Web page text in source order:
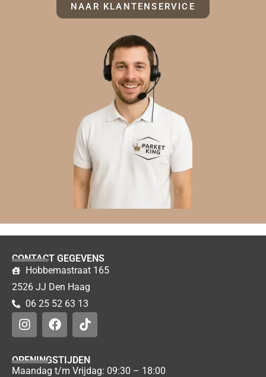
NAAR KLANTENSERVICE
CONTACT GEGEVENS
Hobbemastraat 165
2526 JJ Den Haag
06 25 52 63 13
OPENINGSTIJDEN
Maandag t/m Vrijdag: 09:30 – 18:00